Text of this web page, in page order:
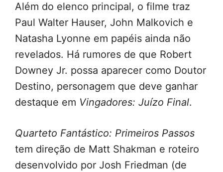
Além do elenco principal, o filme traz
Paul Walter Hauser, John Malkovich e
Natasha Lyonne em papéis ainda não
revelados. Há rumores de que Robert
Downey Jr. possa aparecer como Doutor
Destino, personagem que deve ganhar
destaque em Vingadores: Juízo Final.
Quarteto Fantástico: Primeiros Passos
tem direção de Matt Shakman e roteiro
desenvolvido por Josh Friedman (de